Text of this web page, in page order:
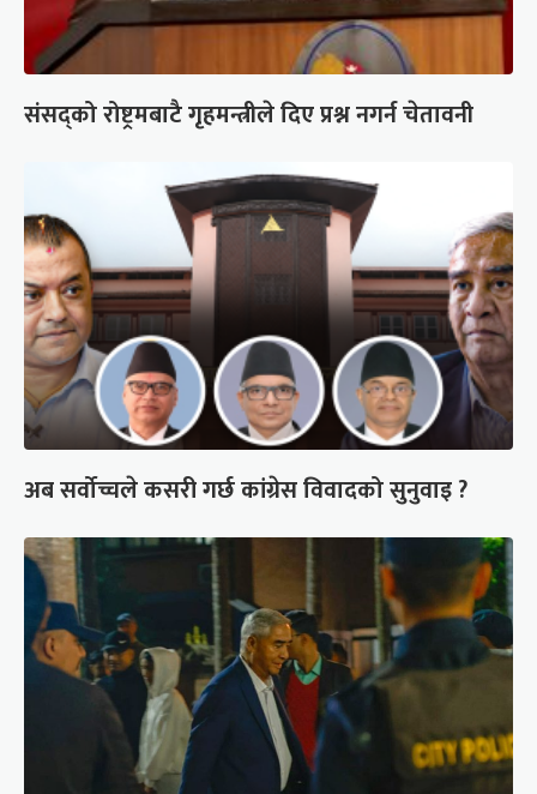
संसद्को रोष्ट्रमबाटै गृहमन्त्रीले दिए प्रश्न नगर्न चेतावनी
अब सर्वोच्चले कसरी गर्छ कांग्रेस विवादको सुनुवाइ ?